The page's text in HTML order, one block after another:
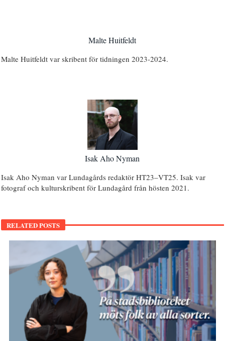
Malte Huitfeldt
Malte Huitfeldt var skribent för tidningen 2023-2024.
Isak Aho Nyman
Isak Aho Nyman var Lundagårds redaktör HT23–VT25. Isak var
fotograf och kulturskribent för Lundagård från hösten 2021.
RELATED POSTS